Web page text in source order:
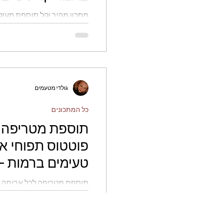
חגים לחמים
פירות
- גולדי מטעמים
מתכון מהיר וקל תוספת
אדמה בתנור קריספיים
תוספת
פוטטוס תפוחי
טעימים ברמות
תוספת מטריפה לכל
כל המתכונים
גולדי מטעמים